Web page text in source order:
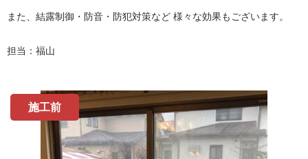
また、結露制御・防音・防犯対策など 様々な効果もございます。
担当：福山
施工前